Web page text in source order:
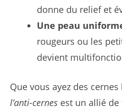
donne du relief et
Une peau
rougeurs ou les
devient
Que vous ayez des
l’anti-cernes est un allié